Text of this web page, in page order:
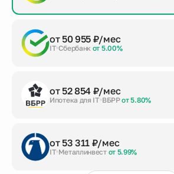
от 20%
первый взнос
до 30 лет
Заказать консультацию
IT Сбербанк от 5.00%
от 50 955 ₽/мес
от 20%
первый взнос
до 30 лет
Заказать консультацию
Ипотека для IT ВБРРот 5.80%
от 52 854 ₽/мес
от 20%
первый взнос
до 30 лет
Заказать консультацию
IT Металлинвест от 5.99%
от 53 311 ₽/мес